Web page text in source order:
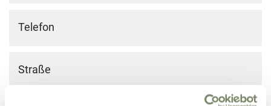
Telefon
Straße